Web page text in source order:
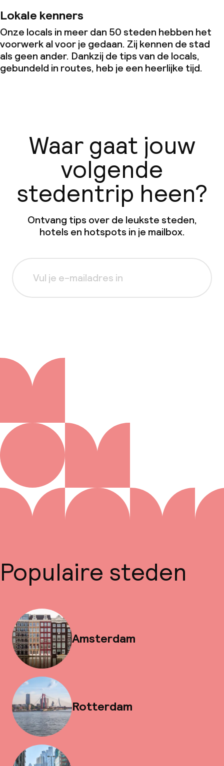
Lokale kenners
Onze locals in meer dan 50 steden hebben het
voorwerk al voor je gedaan. Zij kennen de stad
als geen ander. Dankzij de tips van de locals,
gebundeld in routes, heb je een heerlijke tijd.
Waar gaat jouw
volgende
stedentrip heen?
Ontvang tips over de leukste steden,
hotels en hotspots in je mailbox.
Populaire steden
Amsterdam
Rotterdam